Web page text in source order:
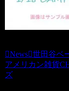
News 世田谷ベ
アメリカン雑貨
ズ